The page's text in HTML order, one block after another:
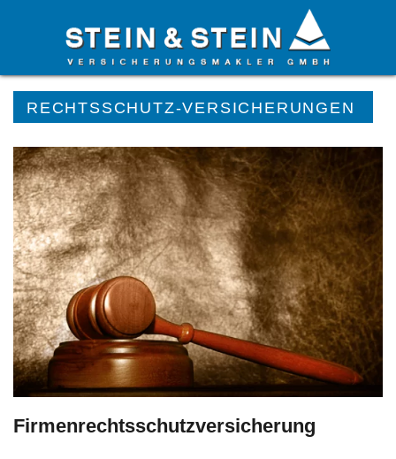
» Versicherungen»Betriebliche Versicherungen »
RECHTSSCHUTZ-VERSICHERUNGEN
Firmenrechtsschutzversicherung